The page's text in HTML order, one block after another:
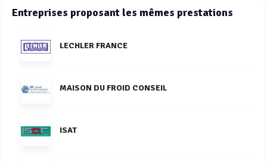
Entreprises proposant les mêmes prestations
LECHLER FRANCE
MAISON DU FROID CONSEIL
ISAT